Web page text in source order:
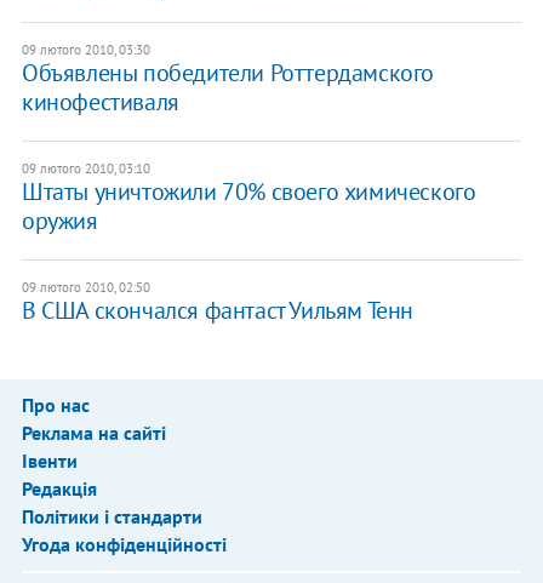
09 лютого 2010, 03:30
Объявлены победители Роттердамского
кинофестиваля
09 лютого 2010, 03:10
Штаты уничтожили 70% своего химического
оружия
09 лютого 2010, 02:50
В США скончался фантаст Уильям Тенн
Про нас
Реклама на сайті
Івенти
Редакція
Політики і стандарти
Угода конфіденційності